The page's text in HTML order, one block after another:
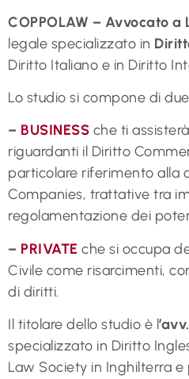
COPPOLAW – Avvocato a
legale specializzato in
Diritto Italiano e in Diritto
Lo studio si compone di
– BUSINESS che ti
riguardanti il Diritto
particolare riferimento alla
Companies, trattative tra
regolamentazione dei
– PRIVATE che si occupa
Civile come risarcimenti,
di diritti.
Il titolare dello studio è l
specializzato in Diritto
Law Society in Inghilterra e